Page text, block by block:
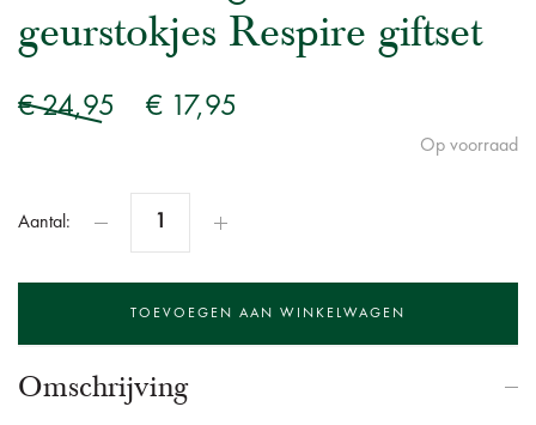
geurstokjes Respire giftset
€ 24,95 € 17,95
Op voorraad
Aantal:
Omschrijving